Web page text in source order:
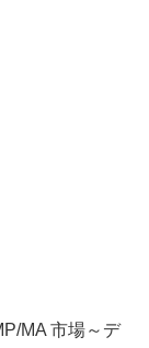
MA 市場～デ